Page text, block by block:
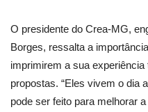
O presidente do Crea-MG,
Borges, ressalta a
imprimirem a sua
propostas. “Eles vivem o dia
pode ser feito para melhorar